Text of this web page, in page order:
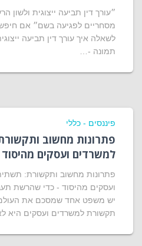
״עורך דין תביעה ייצוגית ולשון
מסחריים לפגיעה בשם״ אם
לשאלה איך עורך דין תביעה
תמונה -…
פיננסים - כללי
פתרונות מחשוב
למשרדים ועסקים מהיסוד
פתרונות מחשוב ותקשורת:
ועסקים מהיסוד - כדי שהרשת
יש משפט אחד שמסכם את
תקשורת למשרדים ועסקים היא